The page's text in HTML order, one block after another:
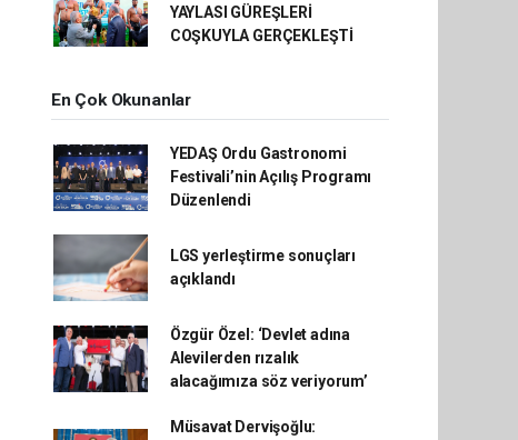
YAYLASI GÜREŞLERİ
COŞKUYLA GERÇEKLEŞTİ
En Çok Okunanlar
YEDAŞ Ordu Gastronomi
Festivali’nin Açılış Programı
Düzenlendi
LGS yerleştirme sonuçları
açıklandı
Özgür Özel: ‘Devlet adına
Alevilerden rızalık
alacağımıza söz veriyorum’
Müsavat Dervişoğlu: